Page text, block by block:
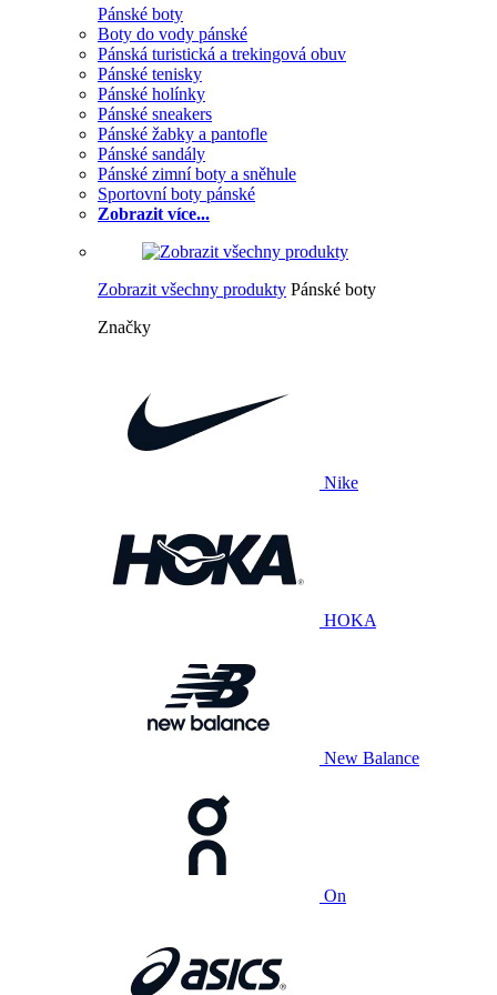
Pánské boty
Boty do vody pánské
Pánská turistická a trekingová obuv
Pánské tenisky
Pánské holínky
Pánské sneakers
Pánské žabky a pantofle
Pánské sandály
Pánské zimní boty a sněhule
Sportovní boty pánské
Zobrazit více...
Zobrazit všechny produkty Pánské boty
Značky
Nike
HOKA
New Balance
On